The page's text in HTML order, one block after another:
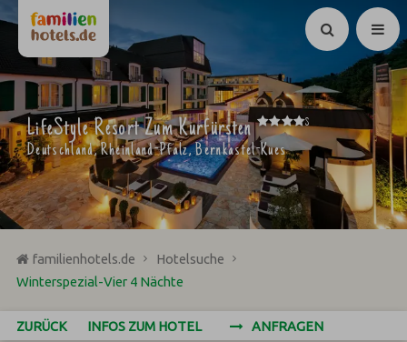
Suchen
LifeStyle Resort Zum Kurfürsten ****
S
Deutschland, Rheinland-Pfalz, Bernkastel-Kues
familienhotels.de
Hotelsuche
Winterspezial-Vier 4 Nächte
ZURÜCK INFOS ZUM HOTEL ANFRAGEN